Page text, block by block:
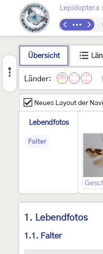
Lepidoptera ›
Übersicht
Länder:
Neues Layout der
Lebendfotos
Falter
1. Lebendfotos
1.1. Falter